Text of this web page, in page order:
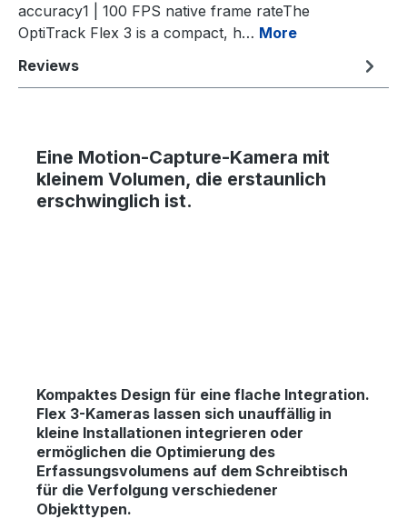
accuracy1 | 100 FPS native frame rateThe
OptiTrack Flex 3 is a compact, h… More
Reviews
Eine Motion-Capture-Kamera mit
kleinem Volumen, die erstaunlich
erschwinglich ist.
Kompaktes Design für eine flache Integration.
Flex 3-Kameras lassen sich unauffällig in
kleine Installationen integrieren oder
ermöglichen die Optimierung des
Erfassungsvolumens auf dem Schreibtisch
für die Verfolgung verschiedener
Objekttypen.